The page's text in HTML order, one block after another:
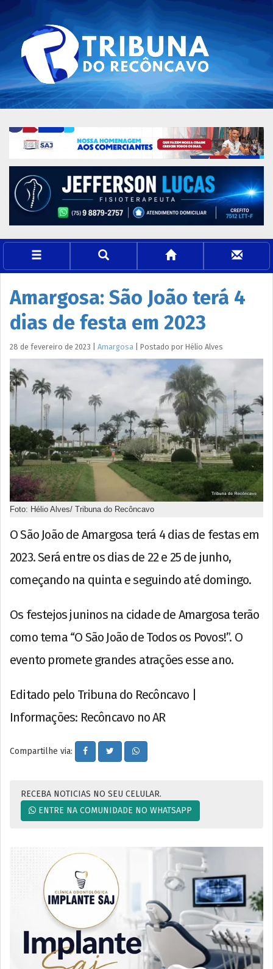
Amargosa: São João terá 4
dias de festa em 2023
28 de fevereiro de 2023 Amargosa Postado por Hélio Alves
Foto: Hélio Alves/ Tribuna do Recôncavo
O São João de Amargosa terá 4 dias de festas em
2023. Será entre os dias de 22 e 25 de junho,
começando na quinta e seguindo até domingo.
Os festejos juninos na cidade de Amargosa terão
como tema “O São João de Todos os Povos!”. O
evento promete grandes atrações esse ano.
Editado pelo Tribuna do Recôncavo |
Informações: Recôncavo no AR
Compartilhe via:
RECEBA NOTICIAS NO SEU CELULAR.
ENTRE NA COMUNIDADE NO WHATSAPP